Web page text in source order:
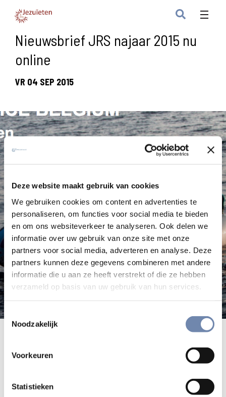
Deze website maakt gebruik van cookies
We gebruiken cookies om content en advertenties te
personaliseren, om functies voor social media te bieden
en om ons websiteverkeer te analyseren. Ook delen we
informatie over uw gebruik van onze site met onze
partners voor social media, adverteren en analyse. Deze
partners kunnen deze gegevens combineren met andere
informatie die u aan ze heeft verstrekt of die ze hebben
verzameld op basis van uw gebruik van hun services.
Toestemmingsselectie
Noodzakelijk
Voorkeuren
Statistieken
Nieuwsbrief JRS najaar 2015 nu
online
VR 04 SEP 2015
JRS België in de voorbije maanden
Klik hier voor de Nieuwsbrief Najaar 2015 van de Jesuit
Refugee Service Belgium